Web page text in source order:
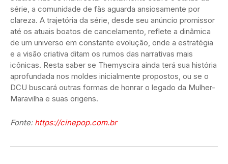
série, a comunidade de fãs aguarda ansiosamente por
clareza. A trajetória da série, desde seu anúncio promissor
até os atuais boatos de cancelamento, reflete a dinâmica
de um universo em constante evolução, onde a estratégia
e a visão criativa ditam os rumos das narrativas mais
icônicas. Resta saber se Themyscira ainda terá sua história
aprofundada nos moldes inicialmente propostos, ou se o
DCU buscará outras formas de honrar o legado da Mulher-
Maravilha e suas origens.
Fonte: https://cinepop.com.br